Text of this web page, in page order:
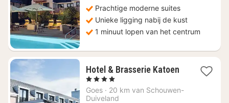
184,50
Prachtige moderne suites
Unieke ligging nabij de kust
1 minuut lopen van het centrum
Hotel & Brasserie Katoen1
vanaf
, 4 Sterren
Goes · 20 km van Schouwen-
Duiveland